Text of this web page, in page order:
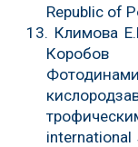
Republic of
13. Климова